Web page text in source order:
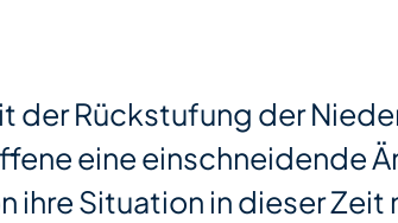
der Rückstufung der
eine einschneidende
ihre Situation in dieser